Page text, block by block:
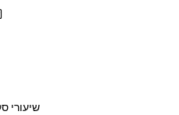
שיעורי סקי לילדים